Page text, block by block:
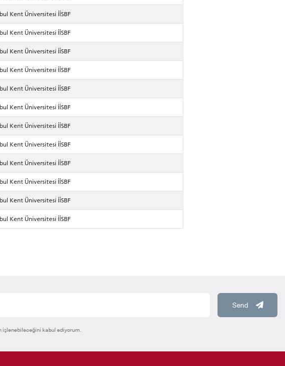
Kent Üniversitesi İİSBF
Kent Üniversitesi İİSBF
Kent Üniversitesi İİSBF
Kent Üniversitesi İİSBF
Kent Üniversitesi İİSBF
Kent Üniversitesi İİSBF
Kent Üniversitesi İİSBF
Kent Üniversitesi İİSBF
Kent Üniversitesi İİSBF
Kent Üniversitesi İİSBF
Kent Üniversitesi İİSBF
Kent Üniversitesi İİSBF
Send
işlenebileceğini kabul ediyorum.